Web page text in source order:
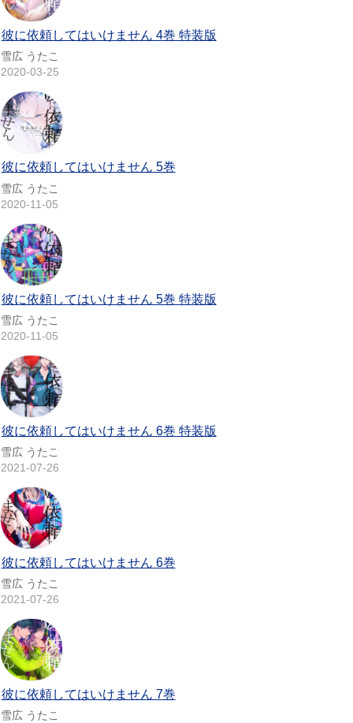
彼に依頼してはいけません 4巻 特装版
雪広 うたこ
2020-03-25
彼に依頼してはいけません 5巻
雪広 うたこ
2020-11-05
彼に依頼してはいけません 5巻 特装版
雪広 うたこ
2020-11-05
彼に依頼してはいけません 6巻 特装版
雪広 うたこ
2021-07-26
彼に依頼してはいけません 6巻
雪広 うたこ
2021-07-26
彼に依頼してはいけません 7巻
雪広 うたこ